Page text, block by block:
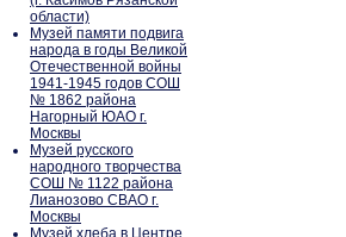
области)
Музей памяти подвига
народа в годы Великой
Отечественной войны
1941-1945 годов СОШ
№ 1862 района
Нагорный ЮАО г.
Москвы
Музей русского
народного творчества
СОШ № 1122 района
Лианозово СВАО г.
Москвы
Музей хлеба в Центре